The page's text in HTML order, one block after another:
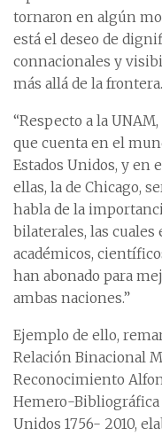
tornaron en algún
está el deseo de
connacionales y
más allá de la frontera.
“Respecto a la
que cuenta en el
Estados Unidos, y en
ellas, la de Chicago,
habla de la
bilaterales, las cuales
académicos,
han abonado para
ambas naciones.”
Ejemplo de ello,
Relación Binacional
Reconocimiento
Hemero-Bibliográfica
Unidos 1756- 2010,